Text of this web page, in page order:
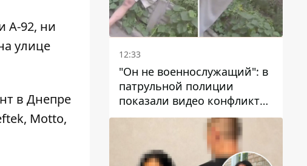
А-92, ни
улице
в Днепре
Motto,
12:33
"Он не военнослужащий": в
патрульной полиции
показали видео конфликта
с мужчиной без ноги на
проспекте Поля в Днепре